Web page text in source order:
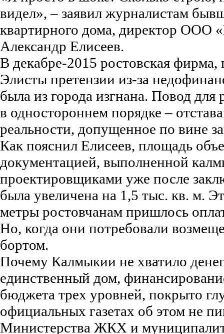
видел», – заявил журналистам
квартирного дома, директор ООО
Александр Елисеев.
В декабре-2015 ростовская фирма,
Элисты претензии из-за
была из города изгнана. Повод для
в одностороннем порядке –
реальности, допущенное по вине
Как пояснил Елисеев, площадь
документацией, выполненной
проектировщиками уже после
была увеличена на 1,5 тыс. кв. м.
метры ростовчанам пришлось
Но, когда они потребовали
бортом.
Почему Калмыкии не хватило
единственный дом,
бюджета трех уровней, покрыто
официальных газетах об этом не
Министерства ЖКХ и